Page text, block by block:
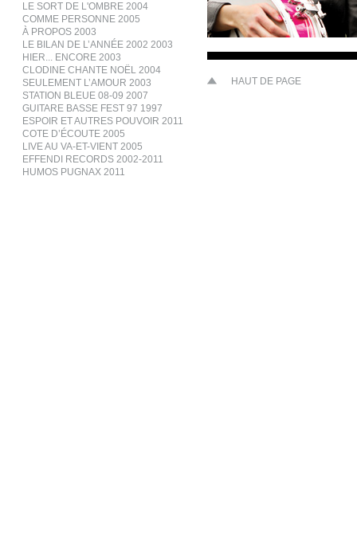
LE SORT DE L'OMBRE 2004
COMME PERSONNE 2005
À PROPOS 2003
LE BILAN DE L’ANNÉE 2002 2003
HIER... ENCORE 2003
CLODINE CHANTE NOËL 2004
SEULEMENT L’AMOUR 2003
STATION BLEUE 08-09 2007
GUITARE BASSE FEST 97 1997
ESPOIR ET AUTRES POUVOIR 2011
COTE D’ÉCOUTE 2005
LIVE AU VA-ET-VIENT 2005
EFFENDI RECORDS 2002-2011
HUMOS PUGNAX 2011
HAUT DE PAGE